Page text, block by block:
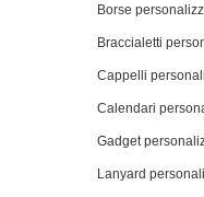
Borse
Braccialetti
Cappelli
Calendari
Gadget
Lanyard